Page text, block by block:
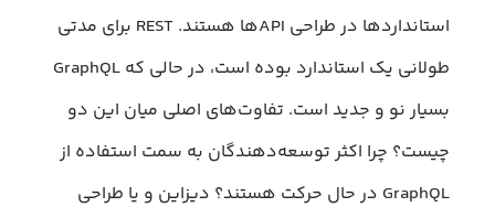
استاندارد‌ها در طراحی APIها هستند. REST برای مدتی
طولانی یک استاندارد بوده است، در حالی که GraphQL
بسیار نو و جدید است. تفاوت‌های اصلی میان این دو
چیست؟ چرا اکثر توسعه‌دهندگان به سمت استفاده از
GraphQL در حال حرکت هستند؟ دیزاین و یا طراحی